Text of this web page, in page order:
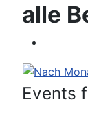
alle
Events